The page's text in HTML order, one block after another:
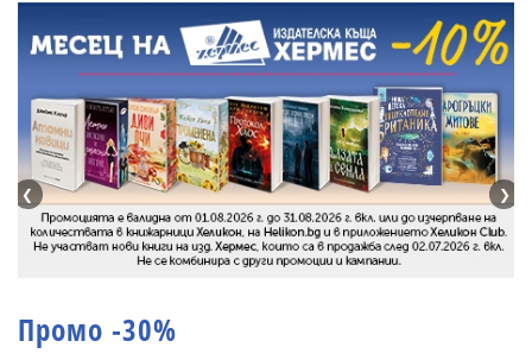
❮ ❯
Промо -30%